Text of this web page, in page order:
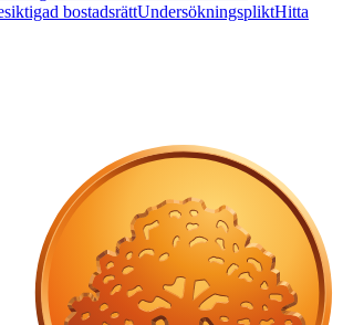
bostadsrättUndersökningspliktHitta